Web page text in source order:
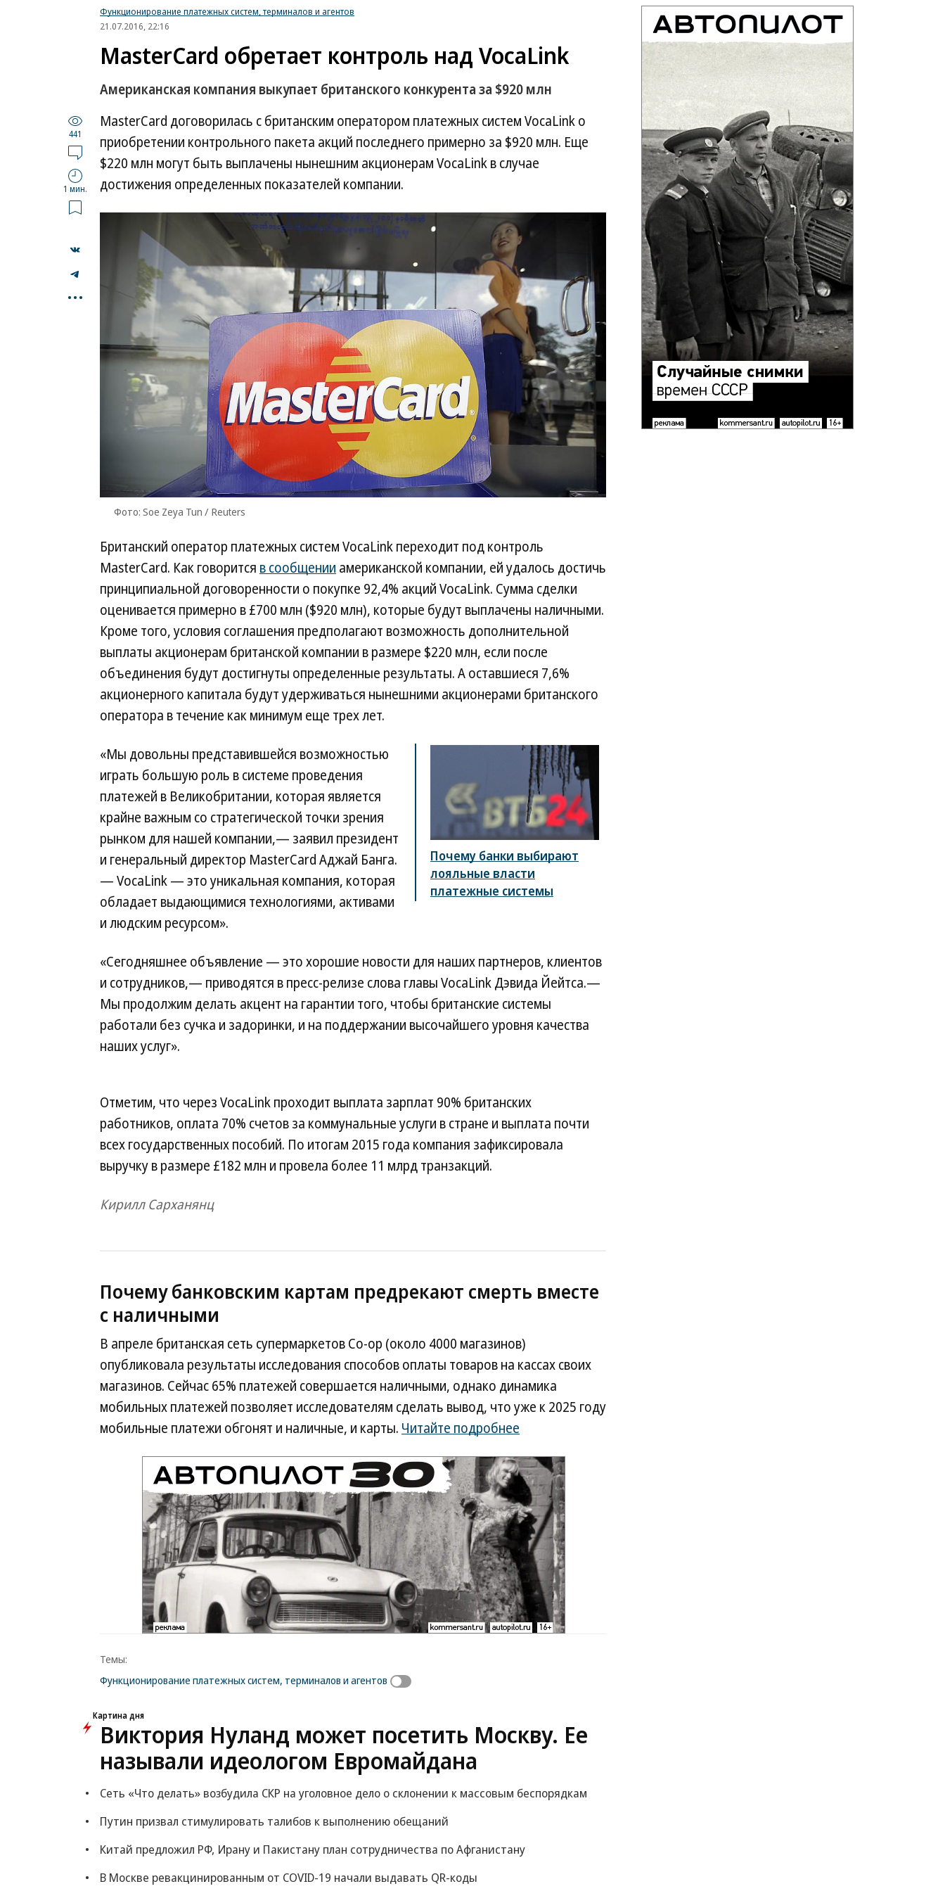
Функционирование платежных систем, терминалов и агентов
21.07.2016, 22:16
MasterCard обретает контроль над VocaLink
Американская компания выкупает британского конкурента за $920 млн
441
1 мин.
...
MasterCard договорилась с британским оператором платежных систем VocaLink о
приобретении контрольного пакета акций последнего примерно за $920 млн. Еще
$220 млн могут быть выплачены нынешним акционерам VocaLink в случае
достижения определенных показателей компании.
Фото: Soe Zeya Tun / Reuters
Британский оператор платежных систем VocaLink переходит под контроль
MasterCard. Как говорится в сообщении американской компании, ей удалось достичь
принципиальной договоренности о покупке 92,4% акций VocaLink. Сумма сделки
оценивается примерно в £700 млн ($920 млн), которые будут выплачены наличными.
Кроме того, условия соглашения предполагают возможность дополнительной
выплаты акционерам британской компании в размере $220 млн, если после
объединения будут достигнуты определенные результаты. А оставшиеся 7,6%
акционерного капитала будут удерживаться нынешними акционерами британского
оператора в течение как минимум еще трех лет.
Почему банки выбирают
лояльные власти
платежные системы
«Мы довольны представившейся возможностью
играть большую роль в системе проведения
платежей в Великобритании, которая является
крайне важным со стратегической точки зрения
рынком для нашей компании,— заявил президент
и генеральный директор MasterCard Аджай Банга.
— VocaLink — это уникальная компания, которая
обладает выдающимися технологиями, активами
и людским ресурсом».
«Сегодняшнее объявление — это хорошие новости для наших партнеров, клиентов
и сотрудников,— приводятся в пресс-релизе слова главы VocaLink Дэвида Йейтса.—
Мы продолжим делать акцент на гарантии того, чтобы британские системы
работали без сучка и задоринки, и на поддержании высочайшего уровня качества
наших услуг».
Отметим, что через VocaLink проходит выплата зарплат 90% британских
работников, оплата 70% счетов за коммунальные услуги в стране и выплата почти
всех государственных пособий. По итогам 2015 года компания зафиксировала
выручку в размере £182 млн и провела более 11 млрд транзакций.
Кирилл Сарханянц
Почему банковским картам предрекают смерть вместе
с наличными
В апреле британская сеть супермаркетов Co-op (около 4000 магазинов)
опубликовала результаты исследования способов оплаты товаров на кассах своих
магазинов. Сейчас 65% платежей совершается наличными, однако динамика
мобильных платежей позволяет исследователям сделать вывод, что уже к 2025 году
мобильные платежи обгонят и наличные, и карты. Читайте подробнее
Темы:
Функционирование платежных систем, терминалов и агентов
Картина дня
Виктория Нуланд может посетить Москву. Ее
называли идеологом Евромайдана
Сеть «Что делать» возбудила СКР на уголовное дело о склонении к массовым беспорядкам
Путин призвал стимулировать талибов к выполнению обещаний
Китай предложил РФ, Ирану и Пакистану план сотрудничества по Афганистану
В Москве ревакцинированным от COVID-19 начали выдавать QR-коды